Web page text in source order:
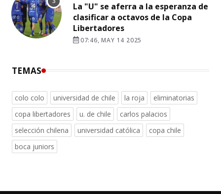
La "U" se aferra a la esperanza de
clasificar a octavos de la Copa
Libertadores
07:46, MAY 14 2025
TEMAS
colo colo universidad de chile la roja
eliminatorias
copa libertadores
u. de chile
carlos palacios
selección chilena
universidad católica
copa chile
boca juniors